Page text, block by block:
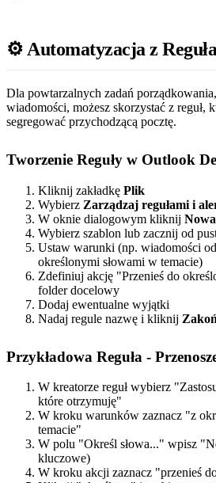
⚙️ Automatyzacja z
Dla powtarzalnych zadań
wiadomości, możesz skorzystać z reguł,
segregować przychodzącą pocztę.
Tworzenie Reguły w Outlook
Kliknij zakładkę Plik
Wybierz Zarządzaj regułami i
W oknie dialogowym kliknij
Wybierz szablon lub zacznij od
Ustaw warunki (np. wiadomości
określonymi słowami w temacie)
Zdefiniuj akcję "Przenieś do
folder docelowy
Dodaj ewentualne wyjątki
Nadaj regule nazwę i kliknij
Przykładowa Reguła -
W kreatorze reguł wybierz
które otrzymuję"
W kroku warunków zaznacz "z
temacie"
W polu "Określ słowa..." wpisz
kluczowe)
W kroku akcji zaznacz "przenieś